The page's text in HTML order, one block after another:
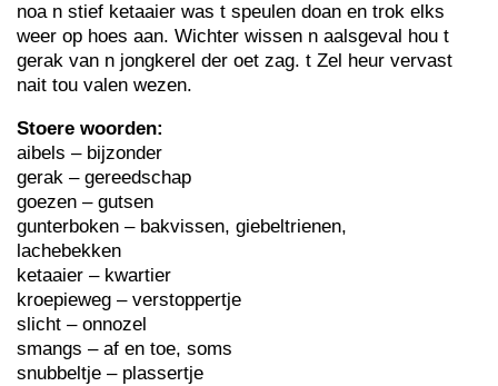
noa n stief ketaaier was t speulen doan en trok elks
weer op hoes aan. Wichter wissen n aalsgeval hou t
gerak van n jongkerel der oet zag. t Zel heur vervast
nait tou valen wezen.
Stoere woorden:
aibels – bijzonder
gerak – gereedschap
goezen – gutsen
gunterboken – bakvissen, giebeltrienen,
lachebekken
ketaaier – kwartier
kroepieweg – verstoppertje
slicht – onnozel
smangs – af en toe, soms
snubbeltje – plassertje